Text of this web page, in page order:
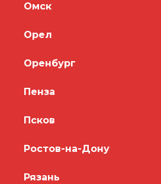
Омск
Орел
Оренбург
Пенза
Псков
Ростов-на-Дону
Рязань